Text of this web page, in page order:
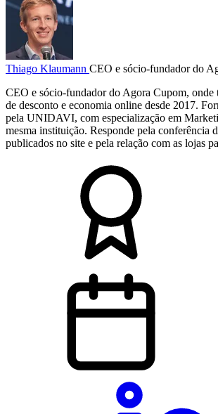
Thiago Klaumann CEO e sócio-fundador do
CEO e sócio-fundador do Agora Cupom, onde
de desconto e economia online desde 2017.
pela UNIDAVI, com especialização em
mesma instituição. Responde pela conferência
publicados no site e pela relação com as lojas